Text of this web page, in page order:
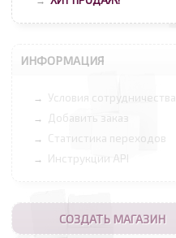
ИНФОРМАЦИЯ
→ Условия сотрудничества
→ Добавить заказ
→ Статистика переходов
→ Инструкции API
СОЗДАТЬ МАГАЗИН